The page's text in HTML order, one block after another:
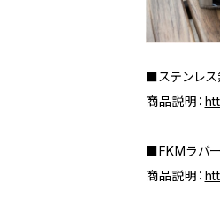
■ステンレス
商品説明：
■FKMラバ
商品説明：